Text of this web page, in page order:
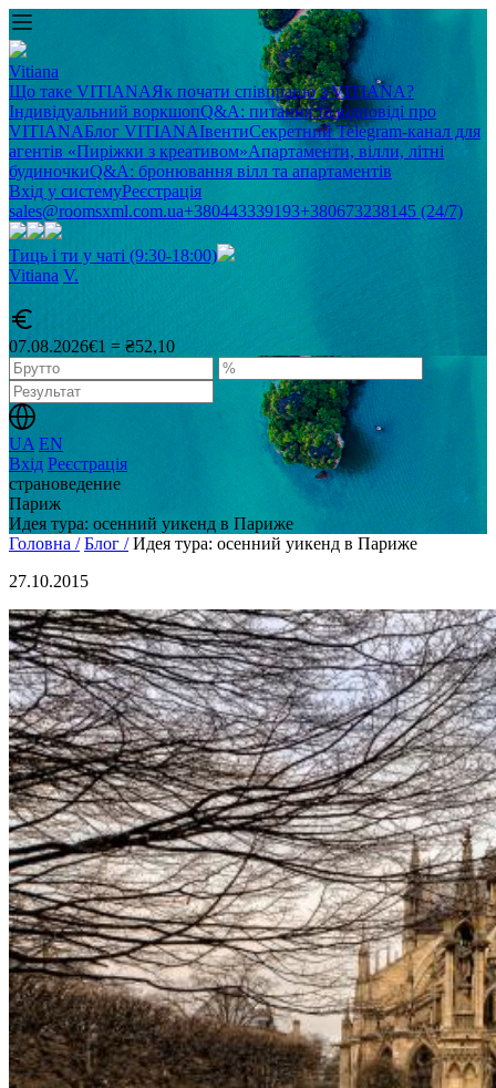
Vitiana
Що таке VITIANAЯк почати співпрацю з VITIANA?
Індивідуальний воркшопQ&A: питання та відповіді про
VITIANAБлог VITIANAІвентиСекретний Telegram-канал для
агентів «Пиріжки з креативом»Апартаменти, вілли, літні
будиночкиQ&A: бронювання вілл та апартаментів
Вхід у системуРеєстрація
sales@roomsxml.com.ua+380443339193+380673238145 (24/7)
Тиць і ти у чаті (9:30-18:00)
Vitiana V.
07.08.2026€1 = ₴52,10
UA EN
Вхід Реєстрація
cтрановедение
Париж
Идея тура: осенний уикенд в Париже
Головна / Блог / Идея тура: осенний уикенд в Париже
27.10.2015